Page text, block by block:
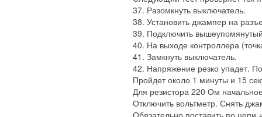
37. Разомкнуть выключатель.
38. Установить джампер на
39. Подключить
40. На выходе контроллера
41. Замкнуть выключатель.
42. Напряжение резко упадет.
Пройдет около 1 минуты и 15
Для резистора 220 Ом
Отключить вольтметр. Снять
Обязательно поставить по